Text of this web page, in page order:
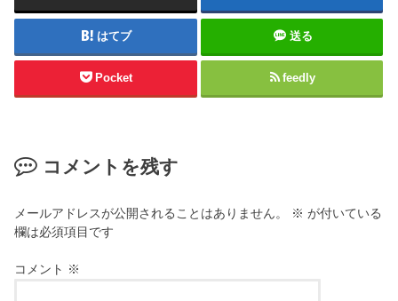
はてブ 送る
Pocket feedly
コメントを残す
メールアドレスが公開されることはありません。 ※ が付いている
欄は必須項目です
コメント ※